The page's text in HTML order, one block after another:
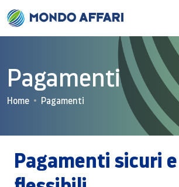
Pagamenti
Home Pagamenti
Pagamenti sicuri e